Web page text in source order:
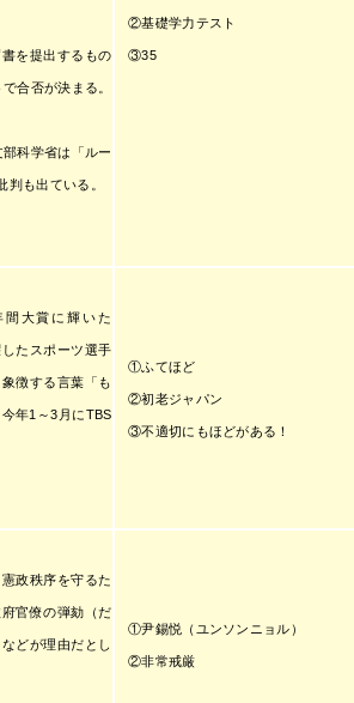
を提出するもの
合否が決まる。
科学省は「ルー
も出ている。
②基礎学力テスト
③35
間大賞に輝いた
たスポーツ選手
徴する言葉「も
年1～3月にTBS
①ふてほど
②初老ジャパン
③不適切にもほどがある！
政秩序を守るた
官僚の弾劾（だ
どが理由だとし
①尹錫悦（ユンソンニョル）
②非常戒厳